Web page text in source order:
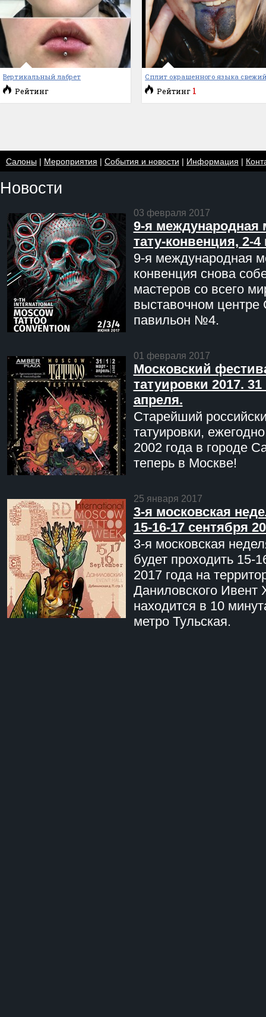
Вертикальный лабрет
Рейтинг
Сплит окрашенного языка
Рейтинг 1
Салоны| Мероприятия | События и новости | Информация |
Новости
03 февраля 2017
9-я международная
тату-конвенция, 2-
9-я международная
конвенция снова
мастеров со всего
выставочном центре
павильон №4.
01 февраля 2017
Московский
татуировки 2017. 31
апреля.
Старейший
татуировки,
2002 года в городе
теперь в Москве!
25 января 2017
3-я московская
15-16-17 сентября
3-я московская
будет проходить 15-
2017 года на
Даниловского Ивент
находится в 10
метро Тульская.